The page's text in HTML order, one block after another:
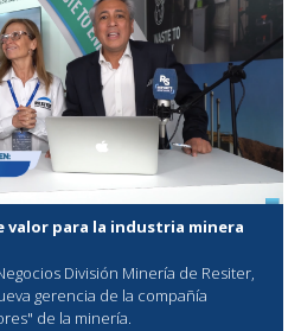
valor para la industria minera
División Minería de Resiter,
gerencia de la compañía
de la minería.